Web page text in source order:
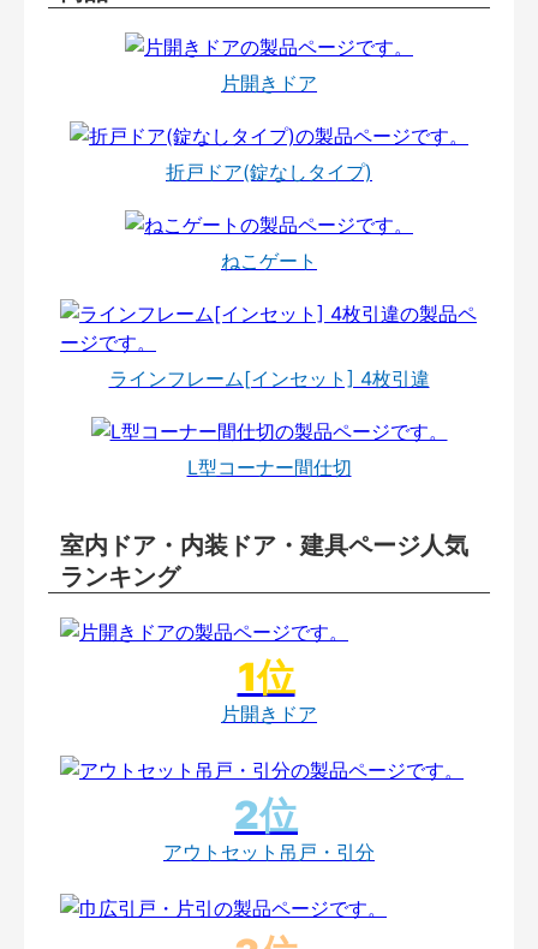
片開きドア
折戸ドア(錠なしタイプ)
ねこゲート
ラインフレーム[インセット] 4枚引違
L型コーナー間仕切
室内ドア・内装ドア・建具ページ人気
ランキング
片開きドア
アウトセット吊戸・引分